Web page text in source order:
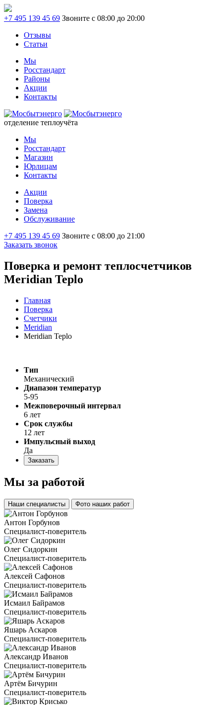
+7 495 139 45 69 Звоните с 08:00 до 20:00
Отзывы
Статьи
Мы
Росстандарт
Районы
Акции
Контакты
отделение теплоучёта
Мы
Росстандарт
Магазин
Юрлицам
Контакты
Акции
Поверка
Замена
Обслуживание
+7 495 139 45 69 Звоните с 08:00 до 21:00
Заказать звонок
Поверка и ремонт теплосчетчиков
Meridian Teplo
Главная
Поверка
Счетчики
Meridian
Meridian Teplo
Тип
Механический
Диапазон температур
5-95
Межповерочный интервал
6 лет
Срок службы
12 лет
Импульсный выход
Да
Заказать
Мы за работой
Наши специалисты Фото наших работ
Антон Горбунов
Специалист-поверитель
Олег Сидоркин
Специалист-поверитель
Алексей Сафонов
Специалист-поверитель
Исмаил Байрамов
Специалист-поверитель
Яшарь Аскаров
Специалист-поверитель
Александр Иванов
Специалист-поверитель
Артём Бичурин
Специалист-поверитель